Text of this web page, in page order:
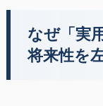
なぜ「実
将来性を